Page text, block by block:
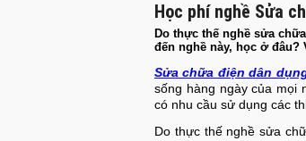
Học phí nghề Sửa
Do thực thế nghề sửa
đến nghề này, học ở đâu?
Sửa chữa điện dân
sống hàng ngày của mọi
có nhu cầu sử dụng các
Do thực thế nghề sửa